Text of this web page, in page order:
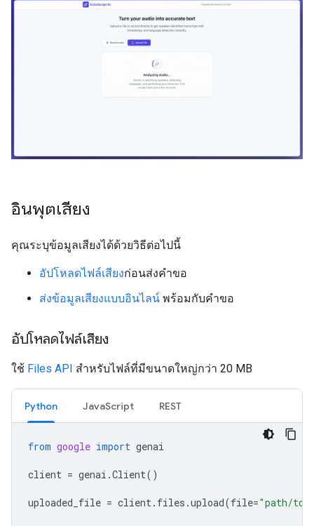
อินพุตเสียง
คุณระบุข้อมูลเสียงได้ด้วยวิธีต่อไปนี้
อัปโหลดไฟล์เสียงก่อนส่งคำขอ
ส่งข้อมูลเสียงแบบอินไลน์ พร้อมกับคำขอ
อัปโหลดไฟล์เสียง
ใช้ Files API สำหรับไฟล์ที่มีขนาดใหญ่กว่า 20 MB
Python JavaScript REST
from google import genai
client = genai .Client()
uploaded_file = client . files .upload(file="path/to/